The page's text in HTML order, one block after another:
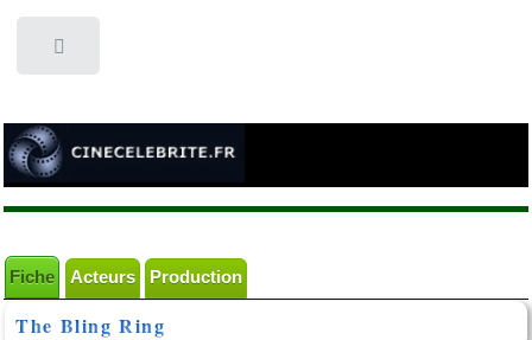
Fiche Acteurs Production
The Bling Ring